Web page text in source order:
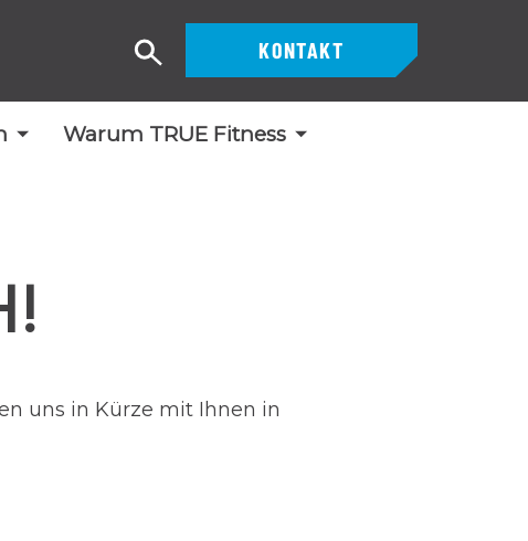
Warum TRUE Fitness
KONTAKT
Suche
uns in Kürze mit Ihnen in